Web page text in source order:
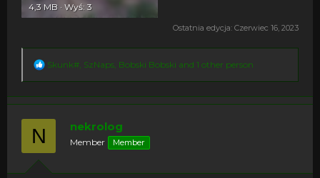
4,3 MB · Wyś: 3
Ostatnia edycja: Czerwiec 16, 2023
R
c
i
s
:
Skunk#, SzNaps, Bobski Bobski and 1 other person
N nekrolog
Member Member